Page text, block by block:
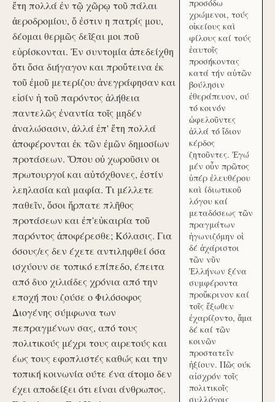
ἔτη πολλά ἐν τῷ χῶρῳ τοῦ πάλαι
ἀεροδρομίου, ὅ ἐστιν η πατρίς μου,
δέομαι θερμῶς δεῖξαι μοι ποῦ
εὑρίσκονται. Ἐν συντομία ἀπεδείχθη
ὅτι ὅσα διήγαγον και προὔτεινα ἐκ
τοῦ ἐμοῦ μετερίζου ἀνεγράφησαν και
εἰσίν ἡ τοῦ παρόντος ἀλήθεια
παντελῶς ἐναντία τοῖς μηδέν
ἀναλώσασιν, ἀλλά ἐπ' ἔτη πολλά
ἀποφέρονται ἐκ τῶν ἐμῶν δημοσίων
προτάσεων. Ὅπου οὐ χωροῦσιν οι
πρωτουργοί και αὐτόχθονες, ἐστίν
λεηλασία καὶ μαφία. Τι μέλλετε
παθεῖν, ὅσοι ἥρπατε πλῆθος
προτάσεων και ἐπ'εὐκαιρία τοῦ
παρόντος ἀποφέρεσθε; Κόλασις. Για
όσους/ες δεν έχετε αντιληφθεί όσα
ισχύουν σε τοπικό επίπεδο, έπειτα
από δυο χιλιάδες χρόνια από την
εποχή που ζούσε ο Φιλόσοφος
Διογένης σύμφωνα των
πεπραγμένων σας, από τους
πολιτικούς μέχρι τους αιρετούς και
έως τους εφοπλιστές καθώς και την
τοπική κοινωνία ούτε ένα άτομο δεν
έχει αποδείξει ότι είναι άνθρωπος.
προσόδω
χρώμενοι, τούς
οἰκείους καὶ
φίλους καί τούς
ἑαυτοῖς
προσήκοντας
κατά τήν αὑτῶν
βούλησιν
ἐθεράπευον, ού
τό κοινόν
ὠφελοῦντες
ἀλλά τό ἴδιον
κέρδος
ζητοῦντες. Ἐγώ
μέν οὖν πρῶτος
ὑπέρ ἐλευθέρου
καὶ ίδιωτικοῦ
λόγου καί
μεταδόσεως τῶν
πραγμάτων
ἠγωνιζόμην οἱ
δέ ἀχάριστοι
τῶν νῦν
Ἑλλήνων ξένα
συμφέροντα
προὔκρινον καί
τοῖς ἔξωθεν
ἐχαρίζοντο, ἅμα
δέ καί τῶν
κοινῶν
προστατεῖν
ἠξίουν. Πῶς ούκ
αἰσχρόν τοῖς
πολιτικοῖς
συλλόγοις